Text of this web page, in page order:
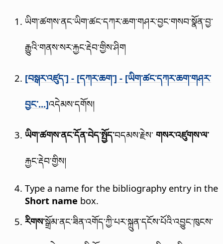
ཡིག་ཚགས་ནང་ཡིག་ཚང་དཀར་ཆག་གཤར་བྱང་གསབ་སྣོན་བྱ་
རྒྱུའི་གནས་སར་རྐྱང་རྡེབ་གྱིས་ཤིག
[བསྒར་འཛུད་] - [དཀར་ཆག་] - [ཡིག་ཚང་དཀར་ཆག་གཤར་
བྱང་...]འདེམས་དགོས།
ཡིག་ཚགས་ནང་དོན་བེད་སྤྱོད་བདམས་རྗེས་ གསར་འཛུགས་ལ་
རྐྱང་རྡེབ་གྱིས།
Type a name for the bibliography entry in the
Short name box.
རིགས་སྒྲོམ་ནང་ཟིན་འགོད་ཀྱི་པར་སྐྲུན་དངོས་པོའི་འབྱུང་ཁུངས་